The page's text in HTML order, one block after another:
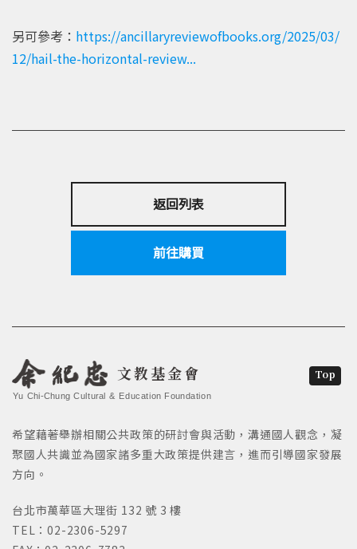
另可參考： https://ancillaryreviewofbooks.org/2025/03/
12/hail-the-horizontal-review...
返回列表
前往購買
文教基金會
Yu Chi-Chung Cultural & Education Foundation
希望藉著舉辦相關公共政策的研討會與活動，溝通國人觀念，凝
聚國人共識並為國家諸多重大政策提供建言，進而引導國家發展
方向。
台北市萬華區大理街 132 號 3 樓
TEL：02-2306-5297
Top